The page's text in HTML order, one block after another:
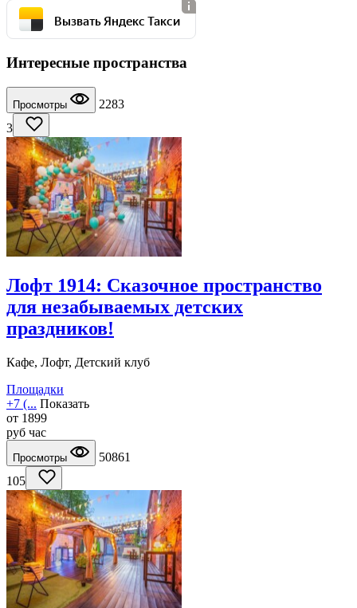
Вызвать Яндекс Такси
Интересные пространства
Просмотры
2283
3
Лофт 1914: Сказочное пространство
для незабываемых детских
праздников!
Кафе, Лофт, Детский клуб
Площадки
+7 (... Показать
от 1899
руб час
Просмотры
50861
105